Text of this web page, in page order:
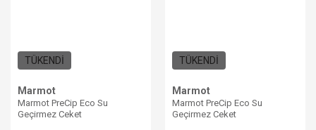
TÜKENDİ
Marmot
Marmot PreCip Eco Su
Geçirmez Ceket
TÜKENDİ
Marmot
Marmot PreCip Eco Su
Geçirmez Ceket